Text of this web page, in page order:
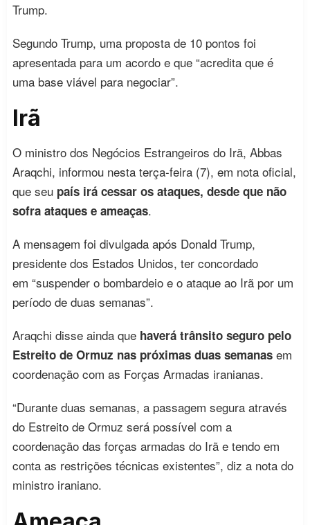
Trump.
Segundo Trump, uma proposta de 10 pontos foi
apresentada para um acordo e que “acredita que é
uma base viável para negociar”.
Irã
O ministro dos Negócios Estrangeiros do Irã, Abbas
Araqchi, informou nesta terça-feira (7), em nota oficial,
que seu país irá cessar os ataques, desde que não
sofra ataques e ameaças.
A mensagem foi divulgada após Donald Trump,
presidente dos Estados Unidos, ter concordado
em “suspender o bombardeio e o ataque ao Irã por um
período de duas semanas”.
Araqchi disse ainda que haverá trânsito seguro pelo
Estreito de Ormuz nas próximas duas semanas em
coordenação com as Forças Armadas iranianas.
“Durante duas semanas, a passagem segura através
do Estreito de Ormuz será possível com a
coordenação das forças armadas do Irã e tendo em
conta as restrições técnicas existentes”, diz a nota do
ministro iraniano.